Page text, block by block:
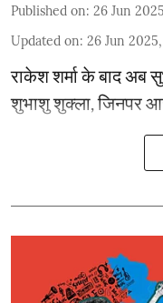
Published on: 26 Jun
Updated on: 26 Jun 2025,
राकेश शर्मा के बाद अब
शुभाशु शुक्ला, जिनपर